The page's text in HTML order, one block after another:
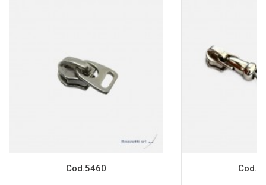
Cod.5460